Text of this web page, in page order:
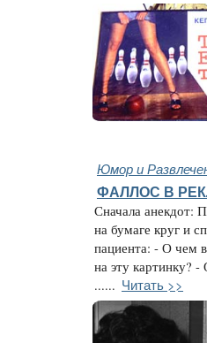
Юмор и
ФАЛЛОС В
Сначала анекдот:
на бумаге круг и
пациента: - О чем
на эту картинку?
...... Читать >>